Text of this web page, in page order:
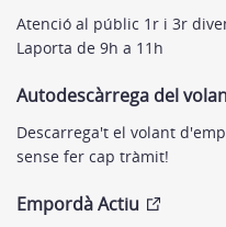
Atenció al públic 1r i 3r
Laporta de 9h a 11h
Autodescàrrega del
Descarrega't el volant
sense fer cap tràmit!
Empordà Actiu